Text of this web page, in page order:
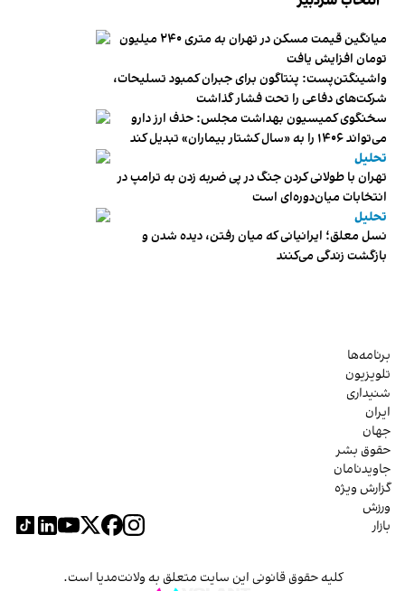
میانگین قیمت مسکن در تهران به متری ۲۴۰ میلیون
تومان افزایش یافت
واشینگتن‌پست: پنتاگون برای جبران کمبود تسلیحات،
شرکت‌های دفاعی را تحت فشار گذاشت
سخنگوی کمیسیون بهداشت مجلس: حذف ارز دارو
می‌تواند ۱۴۰۶ را به «سال کشتار بیماران» تبدیل کند
تحلیل
تهران با طولانی کردن جنگ در پی ضربه زدن به ترامپ در
انتخابات میان‌دوره‌ای است
تحلیل
نسل معلق؛ ایرانیانی که میان رفتن، دیده شدن و
بازگشت زندگی می‌کنند
برنامه‌ها
تلویزیون
شنیداری
ایران
جهان
حقوق بشر
جاویدنامان
گزارش ویژه
ورزش
بازار
کلیه حقوق قانونی این سایت متعلق به ولانت‌مدیا است.